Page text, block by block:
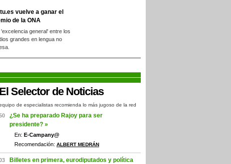
vuelve a ganar el
de la ONA
'excelencia general' entre los
grandes en lengua no
de especialistas recomienda lo más jugoso de la red
¿Se ha preparado Rajoy para ser
presidente? »
En: E-Campany@
Recomendación: ALBERT MEDRÁN
Billetes en primera, eurodiputados y política